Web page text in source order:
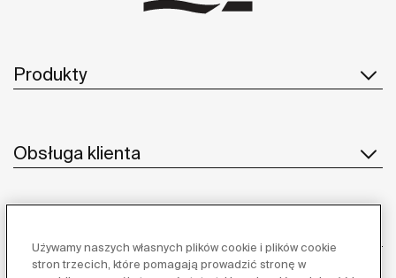
Produkty
Obsługa klienta
Używamy naszych własnych plików cookie i plików cookie
stron trzecich, które pomagają prowadzić stronę w